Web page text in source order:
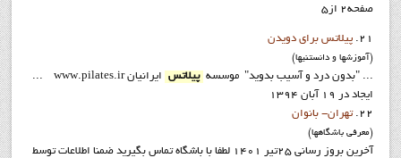
صفحه2 از5
21.
پیلاتس برای دویدن
(آموزشها و دانستنيها)
... "بدون درد و آسیب بدوید" موسسه
پيلاتس
ايرانيان www.pilates.ir ...
ایجاد در 19 آبان 1394
22.
تهران- بانوان
(معرفي باشگاهها)
آخرين بروز رساني 25تیر 1401 لطفا با باشگاه تماس بگیرید ضمنا اطلاعات توسط